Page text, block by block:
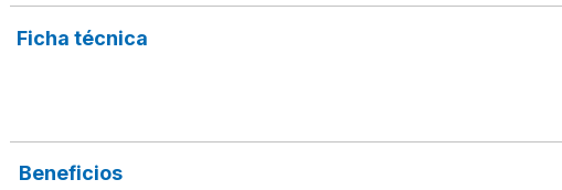
Ficha técnica
Beneficios